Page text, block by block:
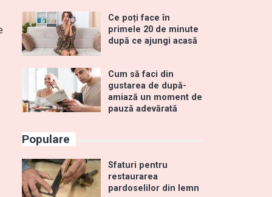
Ce poți face în
primele 20 de minute
după ce ajungi acasă
Cum să faci din
gustarea de după-
amiază un moment de
pauză adevărată
Populare
Sfaturi pentru
restaurarea
pardoselilor din lemn